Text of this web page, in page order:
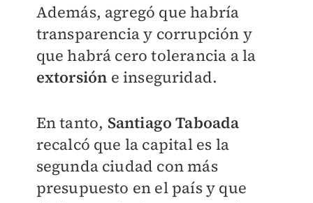
Además, agregó que habría
transparencia y corrupción y
que habrá cero tolerancia a la
extorsión e inseguridad.
En tanto, Santiago Taboada
recalcó que la capital es la
segunda ciudad con más
presupuesto en el país y que